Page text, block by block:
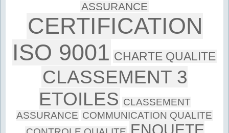
ASSURANCE
CERTIFICATION
ISO 9001 CHARTE QUALITE
CLASSEMENT 3
ETOILES CLASSEMENT
ASSURANCE COMMUNICATION QUALITE